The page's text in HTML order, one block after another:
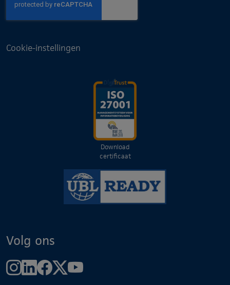
Cookie-instellingen
Download
certificaat
Volg ons